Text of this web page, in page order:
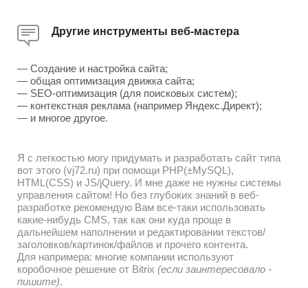
Другие инструменты веб-мастера
— Создание и настройка сайта;
— общая оптимизация движка сайта;
— SEO-оптимизация (для поисковых систем);
— контекстная реклама (например Яндекс.Директ);
— и многое другое.
Я с легкостью могу придумать и разработать сайт типа
вот этого (vj72.ru) при помощи PHP(±MySQL),
HTML(CSS) и JS/jQuery. И мне даже не нужны системы
управления сайтом! Но без глубоких знаний в веб-
разработке рекомендую Вам все-таки использовать
какие-нибудь CMS, так как они куда проще в
дальнейшем наполнении и редактировании текстов/
заголовков/картинок/файлов и прочего контента.
Для напримера: многие компании используют
коробочное решение от Bitrix (если заинтересовало -
пишите).